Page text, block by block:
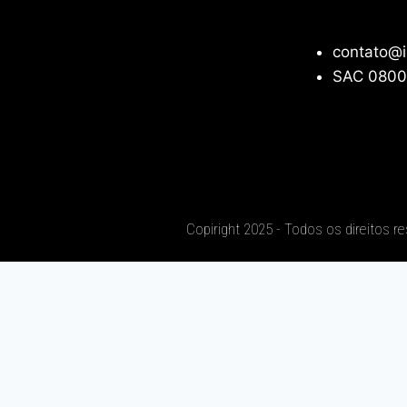
SAC
Copiright 2025 - Todos os direitos